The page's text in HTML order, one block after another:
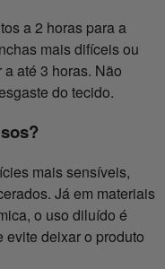
a 2 horas para a
mais difíceis ou
até 3 horas. Não
do tecido.
mais sensíveis,
Já em materiais
o uso diluído é
evite deixar o produto